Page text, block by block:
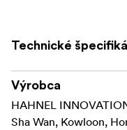
Technické
Výrobca
HAHNEL
Sha Wan, Kowloon,